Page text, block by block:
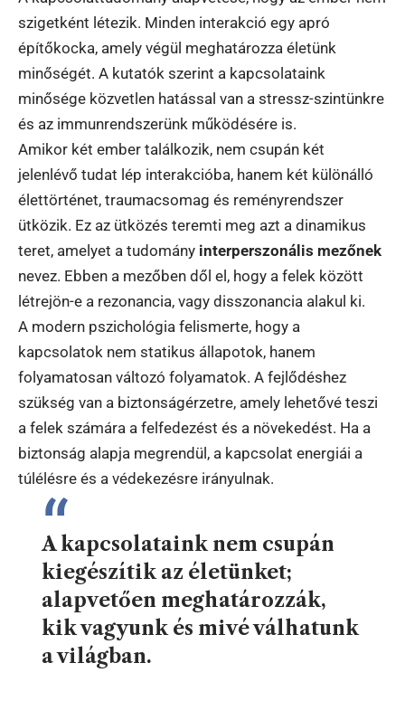
szigetként létezik. Minden interakció egy apró
építőkocka, amely végül meghatározza életünk
minőségét. A kutatók szerint a kapcsolataink
minősége közvetlen hatással van a stressz-szintünkre
és az immunrendszerünk működésére is.
Amikor két ember találkozik, nem csupán két
jelenlévő tudat lép interakcióba, hanem két különálló
élettörténet, traumacsomag és reményrendszer
ütközik. Ez az ütközés teremti meg azt a dinamikus
teret, amelyet a tudomány interperszonális mezőnek
nevez. Ebben a mezőben dől el, hogy a felek között
létrejön-e a rezonancia, vagy disszonancia alakul ki.
A modern pszichológia felismerte, hogy a
kapcsolatok nem statikus állapotok, hanem
folyamatosan változó folyamatok. A fejlődéshez
szükség van a biztonságérzetre, amely lehetővé teszi
a felek számára a felfedezést és a növekedést. Ha a
biztonság alapja megrendül, a kapcsolat energiái a
túlélésre és a védekezésre irányulnak.
A kapcsolataink nem csupán
kiegészítik az életünket;
alapvetően meghatározzák,
kik vagyunk és mivé válhatunk
a világban.